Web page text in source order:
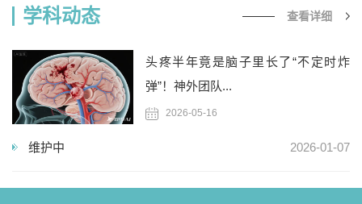
学科动态 查看详细
头疼半年竟是脑子里长了“不定时炸
弹”！神外团队...
2026-05-16
维护中 2026-01-07